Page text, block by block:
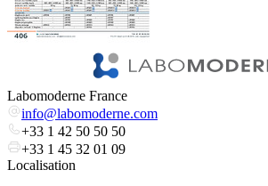
Labomoderne France
info@labomoderne.com
+33 1 42 50 50 50
+33 1 45 32 01 09
Localisation